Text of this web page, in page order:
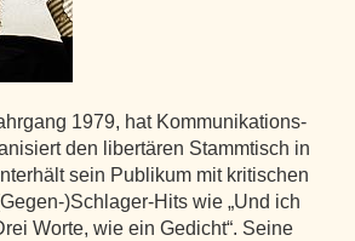
1979, hat Kommunikations-
den libertären Stammtisch in
sein Publikum mit kritischen
)Schlager-Hits wie „Und ich
Worte, wie ein Gedicht“. Seine